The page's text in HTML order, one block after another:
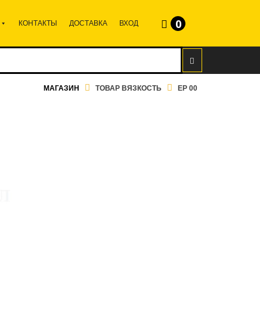
КОНТАКТЫ ДОСТАВКА ВХОД 0
МАГАЗИН ТОВАР ВЯЗКОСТЬ EP 00